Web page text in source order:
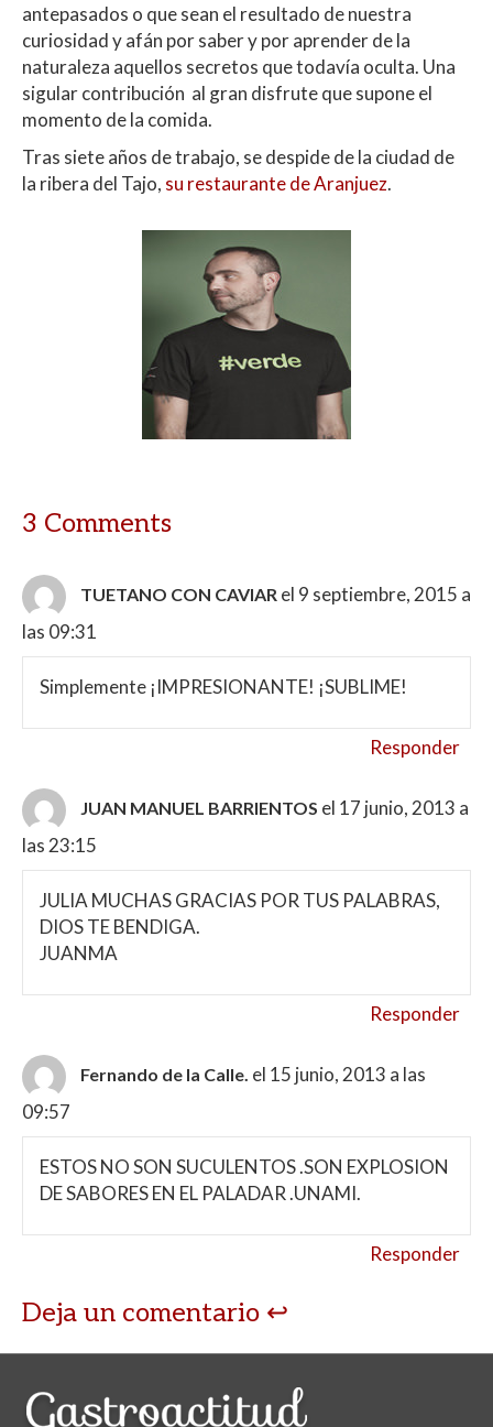
antepasados o que sean el resultado de nuestra
curiosidad y afán por saber y por aprender de la
naturaleza aquellos secretos que todavía oculta. Una
sigular contribución al gran disfrute que supone el
momento de la comida.
Tras siete años de trabajo, se despide de la ciudad de
la ribera del Tajo, su restaurante de Aranjuez.
3 Comments
TUETANO CON CAVIAR el 9 septiembre, 2015 a
las 09:31
Simplemente ¡IMPRESIONANTE! ¡SUBLIME!
Responder
JUAN MANUEL BARRIENTOS el 17 junio, 2013 a
las 23:15
JULIA MUCHAS GRACIAS POR TUS PALABRAS,
DIOS TE BENDIGA.
JUANMA
Responder
Fernando de la Calle. el 15 junio, 2013 a las
09:57
ESTOS NO SON SUCULENTOS .SON EXPLOSION
DE SABORES EN EL PALADAR .UNAMI.
Responder
Deja un comentario